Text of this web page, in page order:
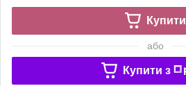
Купити
або
Купити з